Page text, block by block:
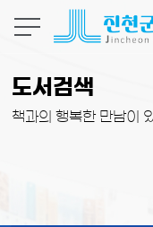
도서검색
책과의 행복한 만남이